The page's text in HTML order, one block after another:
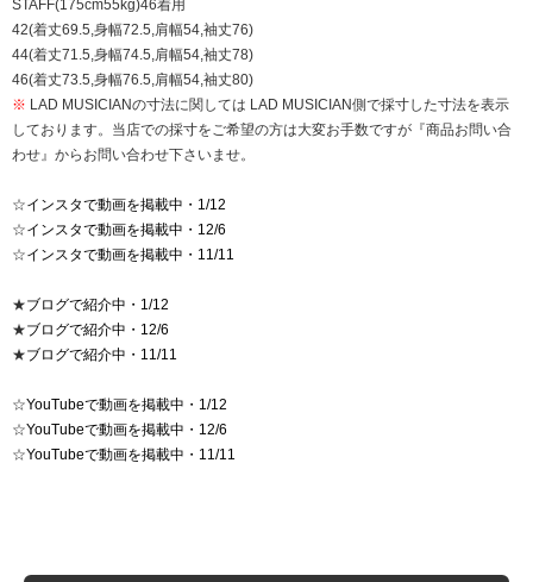
STAFF(175cm55kg)46着用
42(着丈69.5,身幅72.5,肩幅54,袖丈76)
44(着丈71.5,身幅74.5,肩幅54,袖丈78)
46(着丈73.5,身幅76.5,肩幅54,袖丈80)
※ LAD MUSICIANの寸法に関しては LAD MUSICIAN側で採寸した寸法を表示
しております。当店での採寸をご希望の方は大変お手数ですが『商品お問い合
わせ』からお問い合わせ下さいませ。
☆インスタで動画を掲載中・1/12
☆インスタで動画を掲載中・12/6
☆インスタで動画を掲載中・11/11
★ブログで紹介中・1/12
★ブログで紹介中・12/6
★ブログで紹介中・11/11
☆YouTubeで動画を掲載中・1/12
☆YouTubeで動画を掲載中・12/6
☆YouTubeで動画を掲載中・11/11